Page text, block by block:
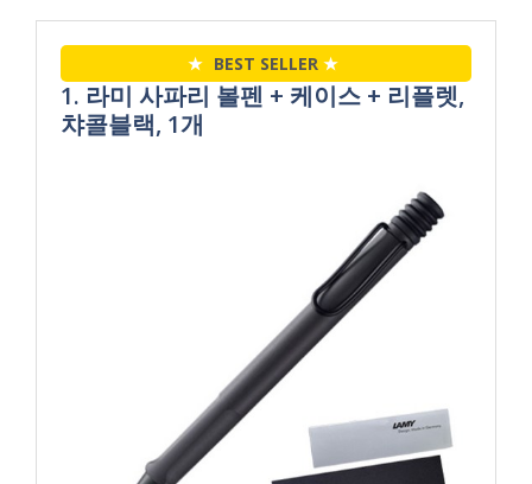
★ BEST SELLER ★
1. 라미 사파리 볼펜 + 케이스 + 리플렛,
챠콜블랙, 1개